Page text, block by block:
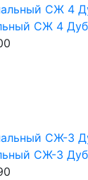
СЖ 4
СЖ-3